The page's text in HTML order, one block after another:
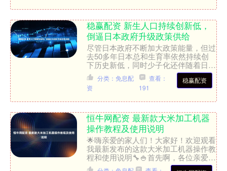
稳赢配资 新生人口持续创新低，
倒逼日本政府升级政策供给
尽管日本政府不断加大政策能量，但过
去50多年日本总和生育率依然持续创
下历史新低，同时少子化还伴随着日益
加重的老龄化，两方面因素共同发力，
加剧了日本总人口数量接续....稳赢配资
分类：免息配
资
查看：
191
恒牛网配资 最新款大米加工机器
操作教程及使用说明
🌟嗨亲爱的家人们！大家好！欢迎观看
我最新发布的这款大米加工机器操作教
程和使用说明🔧🍚首先啊，各位亲爱
的，让我来介绍一下这款机器的背景。